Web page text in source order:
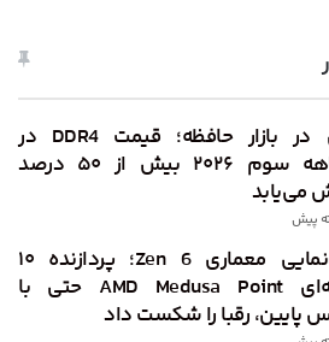
بحران در بازار حافظه؛ قیمت DDR4 در
سه‌ماهه سوم ۲۰۲۶ بیش از ۵۰ درصد
می‌یابد
قدرت‌نمایی معماری Zen 6؛ پردازنده ۱۰
هسته‌ای AMD Medusa Point حتی با
پایین، رقبا را شکست داد